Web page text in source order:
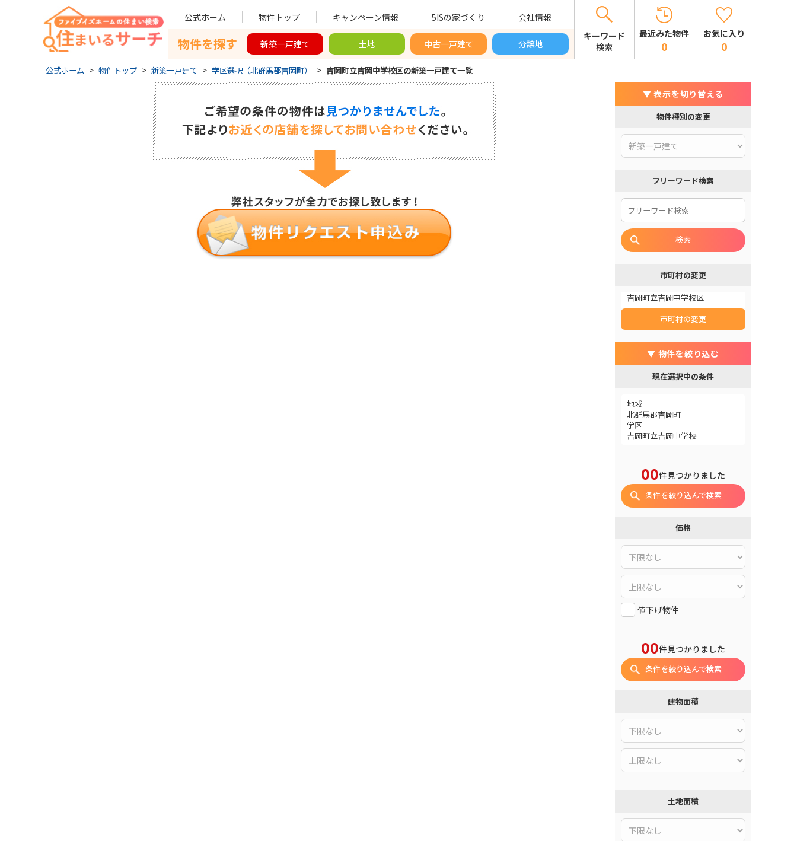
公式ホーム 物件トップ キャンペーン情報 5ISの家づくり 会社情報
物件を探す 新築一戸建て 土地 中古一戸建て 分譲地
キーワード
検索
最近みた物件
0
お気に入り
0
公式ホーム > 物件トップ > 新築一戸建て > 学区選択（北群馬郡吉岡町） > 吉岡町立吉岡中学校区の新築一戸建て一覧
▼ 表示を切り替える
物件種別の変更
フリーワード検索
検索
市町村の変更
吉岡町立吉岡中学校区
市町村の変更
▼ 物件を絞り込む
現在選択中の条件
地域
北群馬郡吉岡町
学区
吉岡町立吉岡中学校
00件見つかりました
条件を絞り込んで検索
価格
値下げ物件
00件見つかりました
条件を絞り込んで検索
建物面積
土地面積